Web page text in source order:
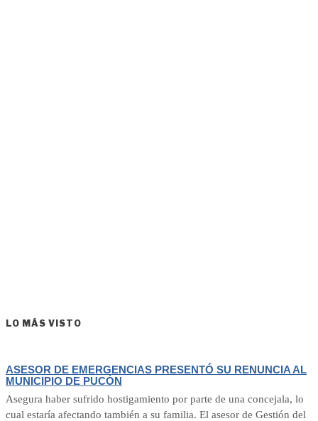
LO MÁS VISTO
ASESOR DE EMERGENCIAS PRESENTÓ SU RENUNCIA AL
MUNICIPIO DE PUCÓN
Asegura haber sufrido hostigamiento por parte de una concejala, lo
cual estaría afectando también a su familia. El asesor de Gestión del